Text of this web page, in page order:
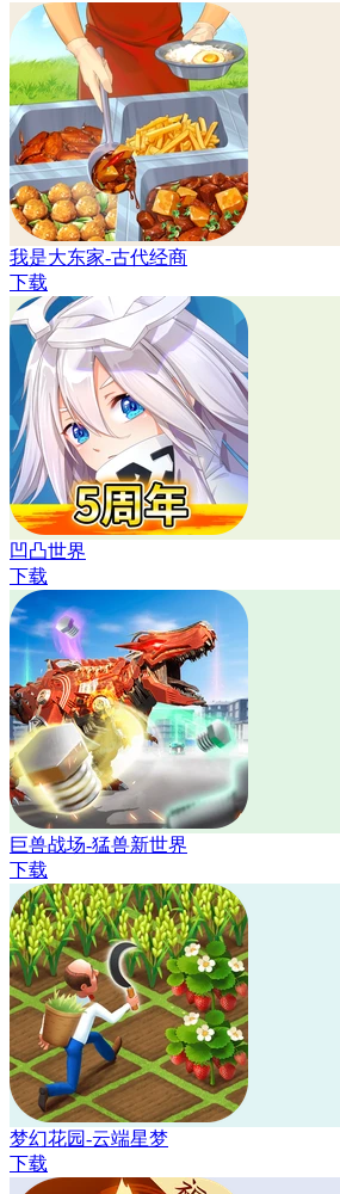
我是大东家-古代经商
下载
凹凸世界
下载
巨兽战场-猛兽新世界
下载
梦幻花园-云端星梦
下载